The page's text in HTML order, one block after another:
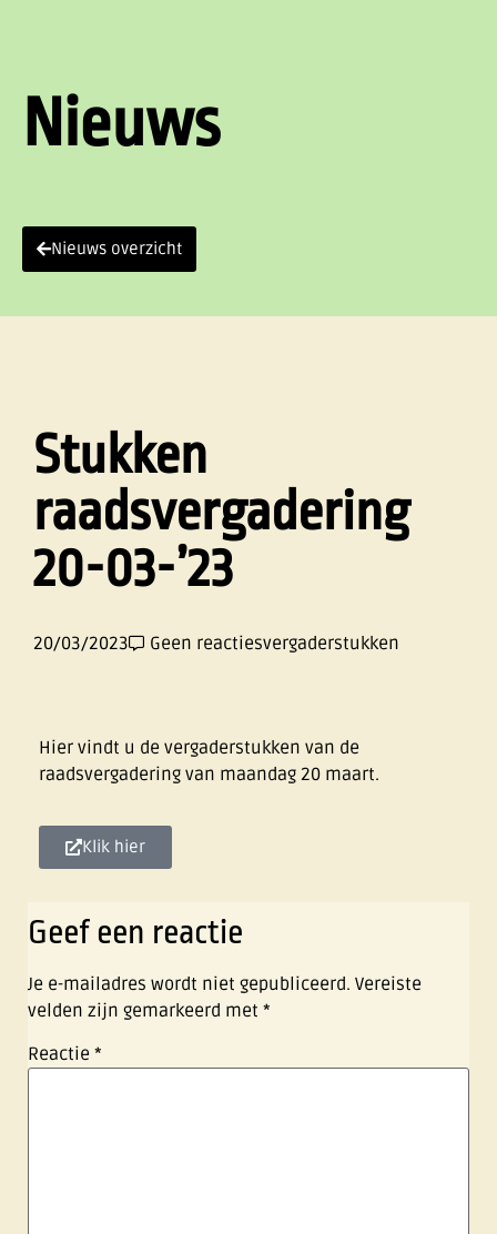
Nieuws
Nieuws overzicht
Stukken
raadsvergadering
20-03-’23
20/03/2023 Geen reactiesvergaderstukken
Hier vindt u de vergaderstukken van de
raadsvergadering van maandag 20 maart.
Klik hier
Geef een reactie
Je e-mailadres wordt niet gepubliceerd. Vereiste
velden zijn gemarkeerd met *
Reactie *